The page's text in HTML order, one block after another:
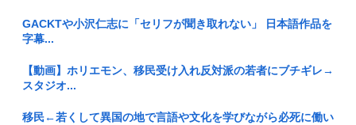
GACKTや小沢仁志に「セリフが聞き取れない」 日本語作品を
字幕...
【動画】ホリエモン、移民受け入れ反対派の若者にブチギレ→
スタジオ...
移民←若くして異国の地で言語や文化を学びながら必死に働い